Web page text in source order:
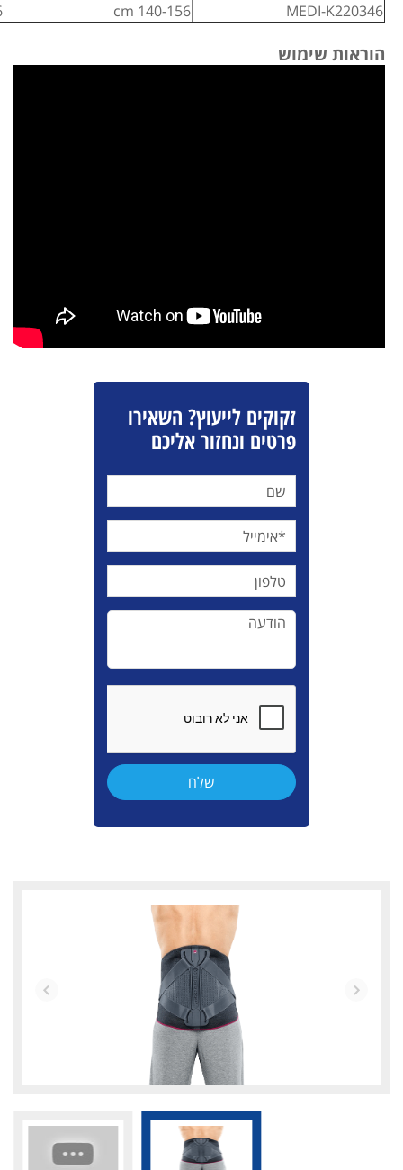
MEDI-K220346
140-156 cm
הוראות שימוש
זקוקים לייעוץ? השאירו
פרטים ונחזור אליכם